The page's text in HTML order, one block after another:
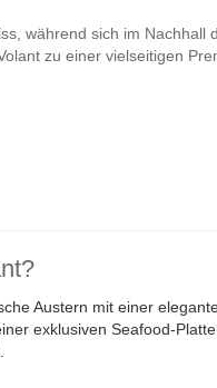
während sich im Nachhall
zu einer vielseitigen
Austern mit einer
exklusiven Seafood-